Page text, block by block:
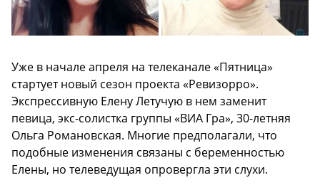
Уже в начале апреля на телеканале «Пятница»
стартует новый сезон проекта «Ревизорро».
Экспрессивную Елену Летучую в нем заменит
певица, экс-солистка группы «ВИА Гра», 30-летняя
Ольга Романовская. Многие предполагали, что
подобные изменения связаны с беременностью
Елены, но телеведущая опровергла эти слухи.